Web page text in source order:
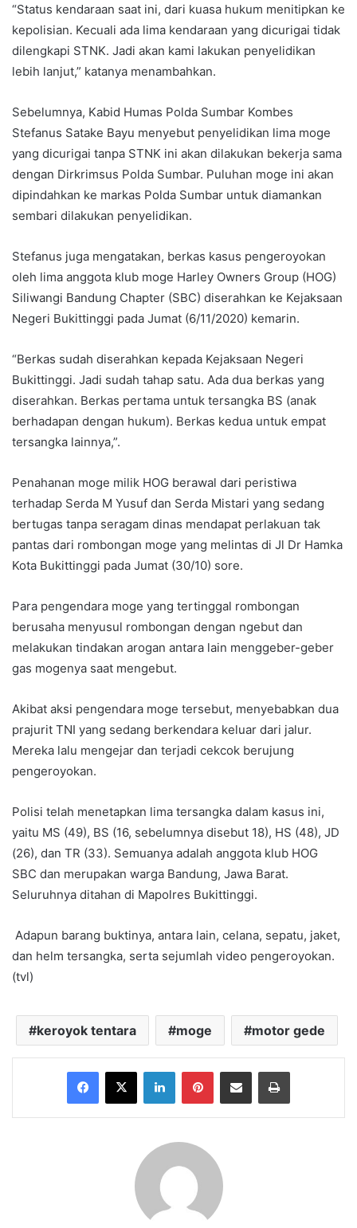
“Status kendaraan saat ini, dari kuasa hukum menitipkan ke
kepolisian. Kecuali ada lima kendaraan yang dicurigai tidak
dilengkapi STNK. Jadi akan kami lakukan penyelidikan
lebih lanjut,” katanya menambahkan.
Sebelumnya, Kabid Humas Polda Sumbar Kombes
Stefanus Satake Bayu menyebut penyelidikan lima moge
yang dicurigai tanpa STNK ini akan dilakukan bekerja sama
dengan Dirkrimsus Polda Sumbar. Puluhan moge ini akan
dipindahkan ke markas Polda Sumbar untuk diamankan
sembari dilakukan penyelidikan.
Stefanus juga mengatakan, berkas kasus pengeroyokan
oleh lima anggota klub moge Harley Owners Group (HOG)
Siliwangi Bandung Chapter (SBC) diserahkan ke Kejaksaan
Negeri Bukittinggi pada Jumat (6/11/2020) kemarin.
“Berkas sudah diserahkan kepada Kejaksaan Negeri
Bukittinggi. Jadi sudah tahap satu. Ada dua berkas yang
diserahkan. Berkas pertama untuk tersangka BS (anak
berhadapan dengan hukum). Berkas kedua untuk empat
tersangka lainnya,”.
Penahanan moge milik HOG berawal dari peristiwa
terhadap Serda M Yusuf dan Serda Mistari yang sedang
bertugas tanpa seragam dinas mendapat perlakuan tak
pantas dari rombongan moge yang melintas di Jl Dr Hamka
Kota Bukittinggi pada Jumat (30/10) sore.
Para pengendara moge yang tertinggal rombongan
berusaha menyusul rombongan dengan ngebut dan
melakukan tindakan arogan antara lain menggeber-geber
gas mogenya saat mengebut.
Akibat aksi pengendara moge tersebut, menyebabkan dua
prajurit TNI yang sedang berkendara keluar dari jalur.
Mereka lalu mengejar dan terjadi cekcok berujung
pengeroyokan.
Polisi telah menetapkan lima tersangka dalam kasus ini,
yaitu MS (49), BS (16, sebelumnya disebut 18), HS (48), JD
(26), dan TR (33). Semuanya adalah anggota klub HOG
SBC dan merupakan warga Bandung, Jawa Barat.
Seluruhnya ditahan di Mapolres Bukittinggi.
Adapun barang buktinya, antara lain, celana, sepatu, jaket,
dan helm tersangka, serta sejumlah video pengeroyokan.
(tvl)
keroyok tentara moge motor gede
Facebook
X LinkedInPinterestShare via Email Print